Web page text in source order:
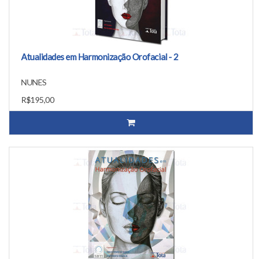
Atualidades em Harmonização Orofacial - 2
NUNES
R$195,00